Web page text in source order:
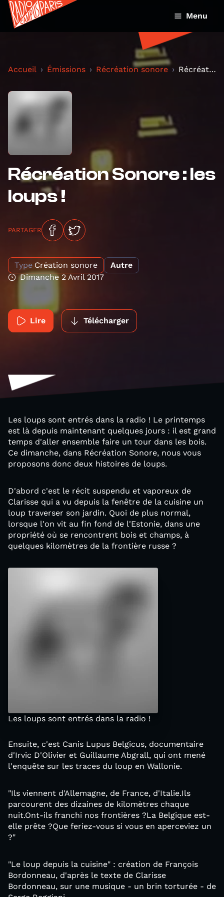
Menu
Accueil Émissions Récréation sonore Récréation Sonore : les loups !
Récréation Sonore : les
loups !
PARTAGER
Type Création sonore
Autre
Dimanche 2 Avril 2017
Lire Télécharger
Les loups sont entrés dans la radio ! Le printemps
est là depuis maintenant quelques jours : il est grand
temps d'aller ensemble faire un tour dans les bois.
Ce dimanche, dans Récréation Sonore, nous vous
proposons donc deux histoires de loups.
D'abord c'est le récit suspendu et vaporeux de
Clarisse qui a vu depuis la fenêtre de la cuisine un
loup traverser son jardin. Quoi de plus normal,
lorsque l'on vit au fin fond de l'Estonie, dans une
propriété où se rencontrent bois et champs, à
quelques kilomètres de la frontière russe ?
Les loups sont entrés dans la radio !
Ensuite, c'est Canis Lupus Belgicus, documentaire
d'Irvic D'Olivier et Guillaume Abgrall, qui ont mené
l'enquête sur les traces du loup en Wallonie.
"Ils viennent d'Allemagne, de France, d'Italie.Ils
parcourent des dizaines de kilomètres chaque
nuit.Ont-ils franchi nos frontières ?La Belgique est-
elle prête ?Que feriez-vous si vous en aperceviez un
?"
"Le loup depuis la cuisine" : création de François
Bordonneau, d'après le texte de Clarisse
Bordonneau, sur une musique - un brin torturée - de